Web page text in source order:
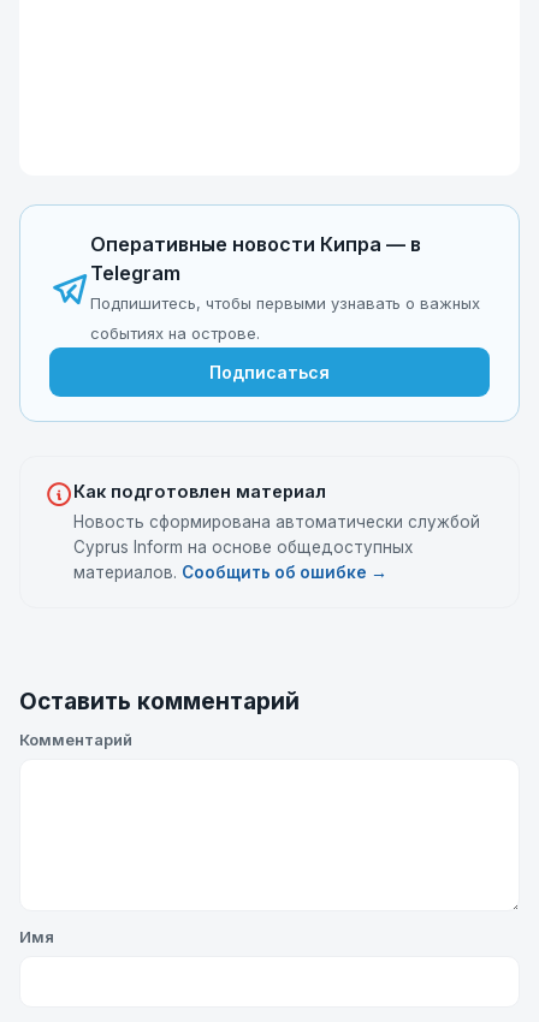
Оперативные новости Кипра — в
Telegram
Подпишитесь, чтобы первыми узнавать о важных
событиях на острове.
Подписаться
Как подготовлен материал
Новость сформирована автоматически службой
Cyprus Inform на основе общедоступных
материалов. Сообщить об ошибке →
Оставить комментарий
Комментарий
Имя